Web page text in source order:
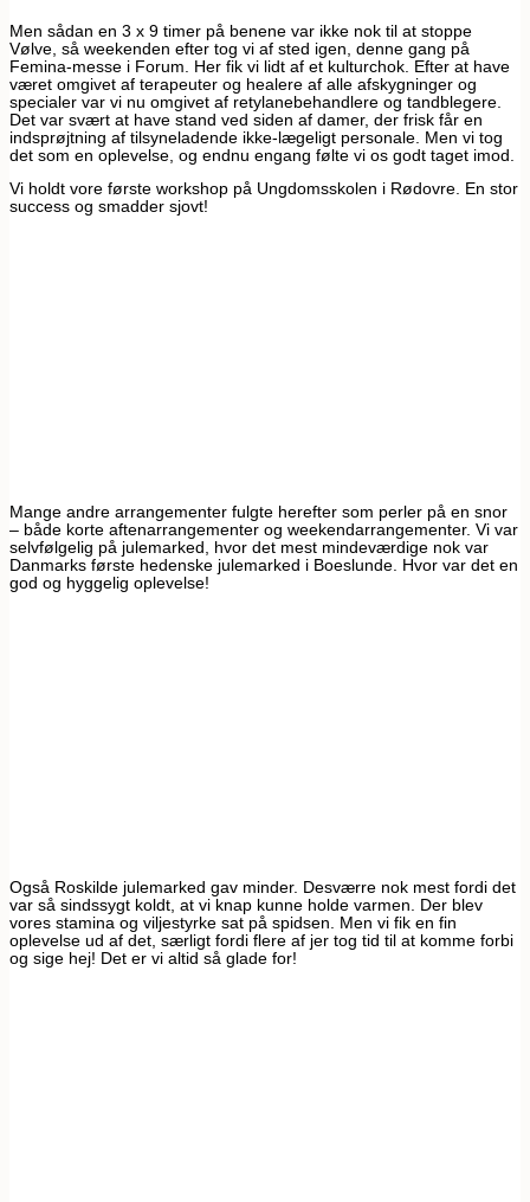
Men sådan en 3 x 9 timer på benene var ikke nok til at stoppe
Vølve, så weekenden efter tog vi af sted igen, denne gang på
Femina-messe i Forum. Her fik vi lidt af et kulturchok. Efter at have
været omgivet af terapeuter og healere af alle afskygninger og
specialer var vi nu omgivet af retylanebehandlere og tandblegere.
Det var svært at have stand ved siden af damer, der frisk får en
indsprøjtning af tilsyneladende ikke-lægeligt personale. Men vi tog
det som en oplevelse, og endnu engang følte vi os godt taget imod.
Vi holdt vore første workshop på Ungdomsskolen i Rødovre. En stor
success og smadder sjovt!
Mange andre arrangementer fulgte herefter som perler på en snor
– både korte aftenarrangementer og weekendarrangementer. Vi var
selvfølgelig på julemarked, hvor det mest mindeværdige nok var
Danmarks første hedenske julemarked i Boeslunde. Hvor var det en
god og hyggelig oplevelse!
Også Roskilde julemarked gav minder. Desværre nok mest fordi det
var så sindssygt koldt, at vi knap kunne holde varmen. Der blev
vores stamina og viljestyrke sat på spidsen. Men vi fik en fin
oplevelse ud af det, særligt fordi flere af jer tog tid til at komme forbi
og sige hej! Det er vi altid så glade for!